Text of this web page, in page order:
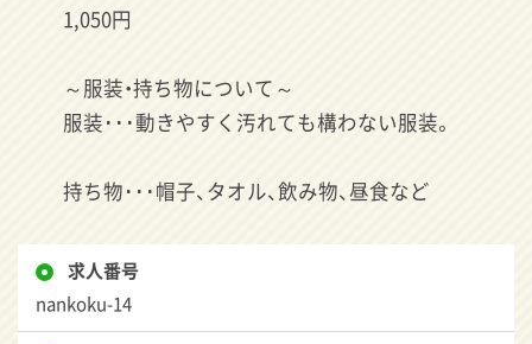
1,050円
～服装・持ち物について～
服装･･･動きやすく汚れても構わない服装。
持ち物･･･帽子、タオル、飲み物、昼食など
求人番号
nankoku-14